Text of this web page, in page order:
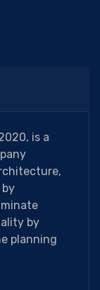
is a
by
planning